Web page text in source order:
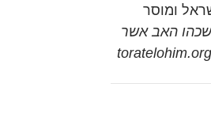
ומוסר
האב אשר